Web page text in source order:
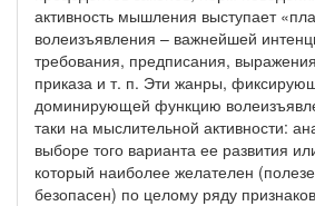
активность мышления выступает
волеизъявления – важнейшей
требования, предписания,
приказа и т. п. Эти жанры,
доминирующей функцию
таки на мыслительной активности:
выборе того варианта ее развития
который наиболее желателен
безопасен) по целому ряду